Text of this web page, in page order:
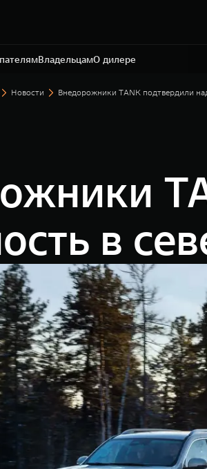
ВладельцамО дилере
тракт, 1 А
Новости Внедорожники TANK подтвердили
в